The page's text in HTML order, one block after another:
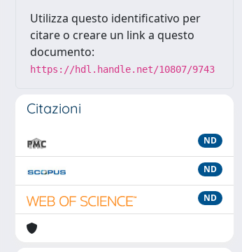
Utilizza questo identificativo per
citare o creare un link a questo
documento:
https://hdl.handle.net/10807/9743
Citazioni
ND
ND
ND